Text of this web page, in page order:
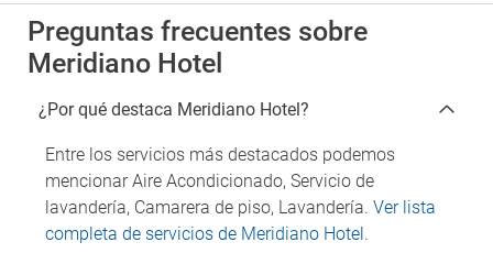
Preguntas frecuentes sobre
Meridiano Hotel
¿Por qué destaca Meridiano Hotel?
Entre los servicios más destacados podemos
mencionar Aire Acondicionado, Servicio de
lavandería, Camarera de piso, Lavandería. Ver lista
completa de servicios de Meridiano Hotel.